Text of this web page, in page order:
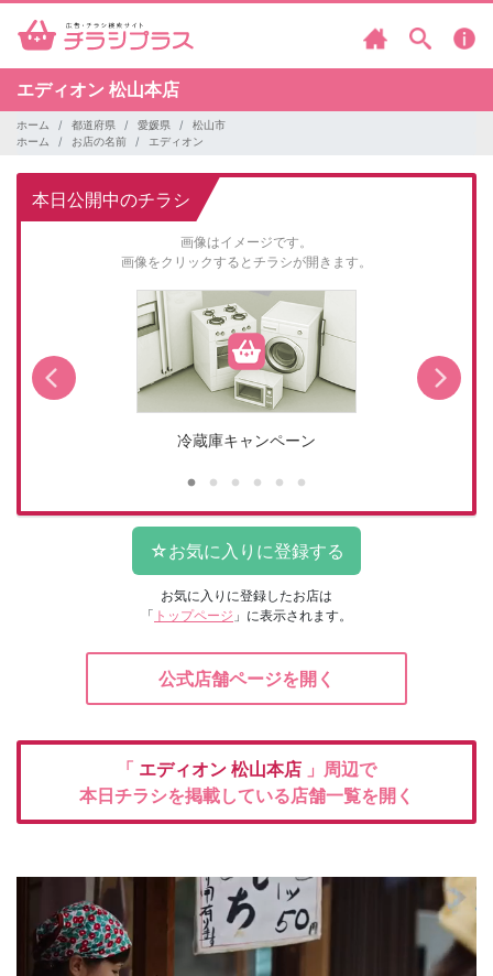
エディオン 松山本店
ホーム 都道府県 愛媛県
松山市
ホーム
お店の名前 エディオン
本日公開中のチラシ
画像はイメージです。
画像をクリックするとチラシが開きます。
冷蔵庫キャンペーン
お気に入りに登録したお店は
「 トップページ 」に表示されます。
公式店舗ページを開く
「 エディオン 松山本店 」周辺で
本日チラシを掲載している店舗一覧を開く